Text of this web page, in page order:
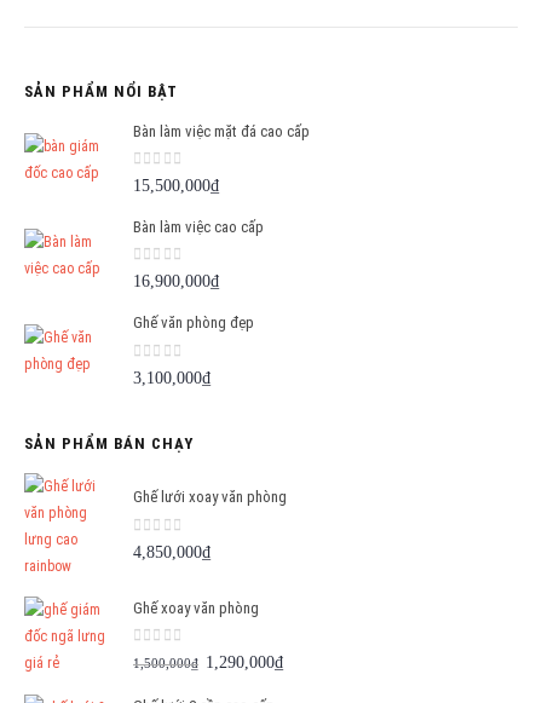
SẢN PHẨM NỔI BẬT
Bàn làm việc mặt đá cao cấp
0 out of 5
15,500,000₫
Bàn làm việc cao cấp
0out of 5
16,900,000₫
Ghế văn phòng đẹp
0 out of 5
3,100,000₫
SẢN PHẨM BÁN CHẠY
Ghế lưới xoay văn phòng
0 out of 5
4,850,000₫
Ghế xoay văn phòng
0 out of 5
1,500,000₫ Giá
1,290,000₫Giá